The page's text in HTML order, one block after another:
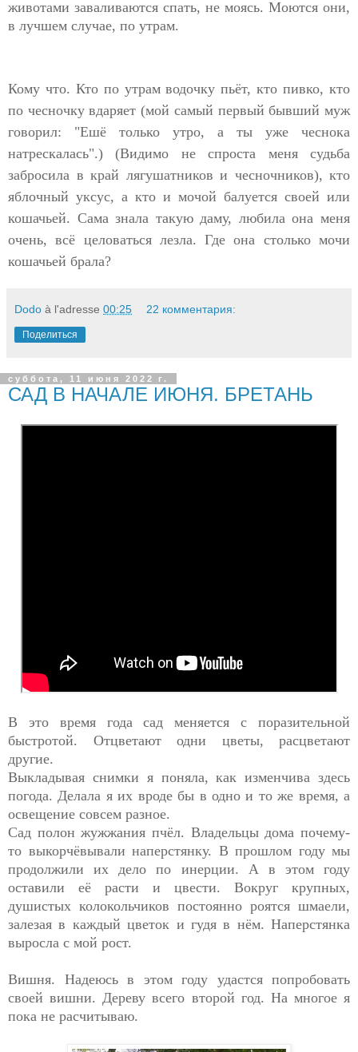
животами заваливаются спать, не моясь. Моются они,
в лучшем случае, по утрам.
Кому что. Кто по утрам водочку пьёт, кто пивко, кто
по чесночку вдаряет (мой самый первый бывший муж
говорил: "Ешё только утро, а ты уже чеснока
натрескалась".) (Видимо не спроста меня судьба
забросила в край лягушатников и чесночников), кто
яблочный уксус, а кто и мочой балуется своей или
кошачьей. Cама знала такую даму, любила она меня
очень, всё целоваться лезла. Где она столько мочи
кошачьей брала?
Dodo à l'adresse 00:25 22 комментария:
Поделиться
суббота, 11 июня 2022 г.
САД В НАЧАЛЕ ИЮНЯ. БРЕТАНЬ
В это время года сад меняется с поразительной
быстротой. Отцветают одни цветы, расцветают
другие.
Выкладывая снимки я поняла, как изменчива здесь
погода. Делала я их вроде бы в одно и то же время, а
освещение совсем разное.
Сад полон жужжания пчёл. Владельцы дома почему-
то выкорчёвывали наперстянку. В прошлом году мы
продолжили их дело по инерции. А в этом году
оставили её расти и цвести. Вокруг крупных,
душистых колокольчиков постоянно роятся шмаели,
залезая в каждый цветок и гудя в нём. Наперстянка
выросла с мой рост.
Вишня. Надеюсь в этом году удастся попробовать
своей вишни. Дереву всего второй год. На многое я
пока не расчитываю.